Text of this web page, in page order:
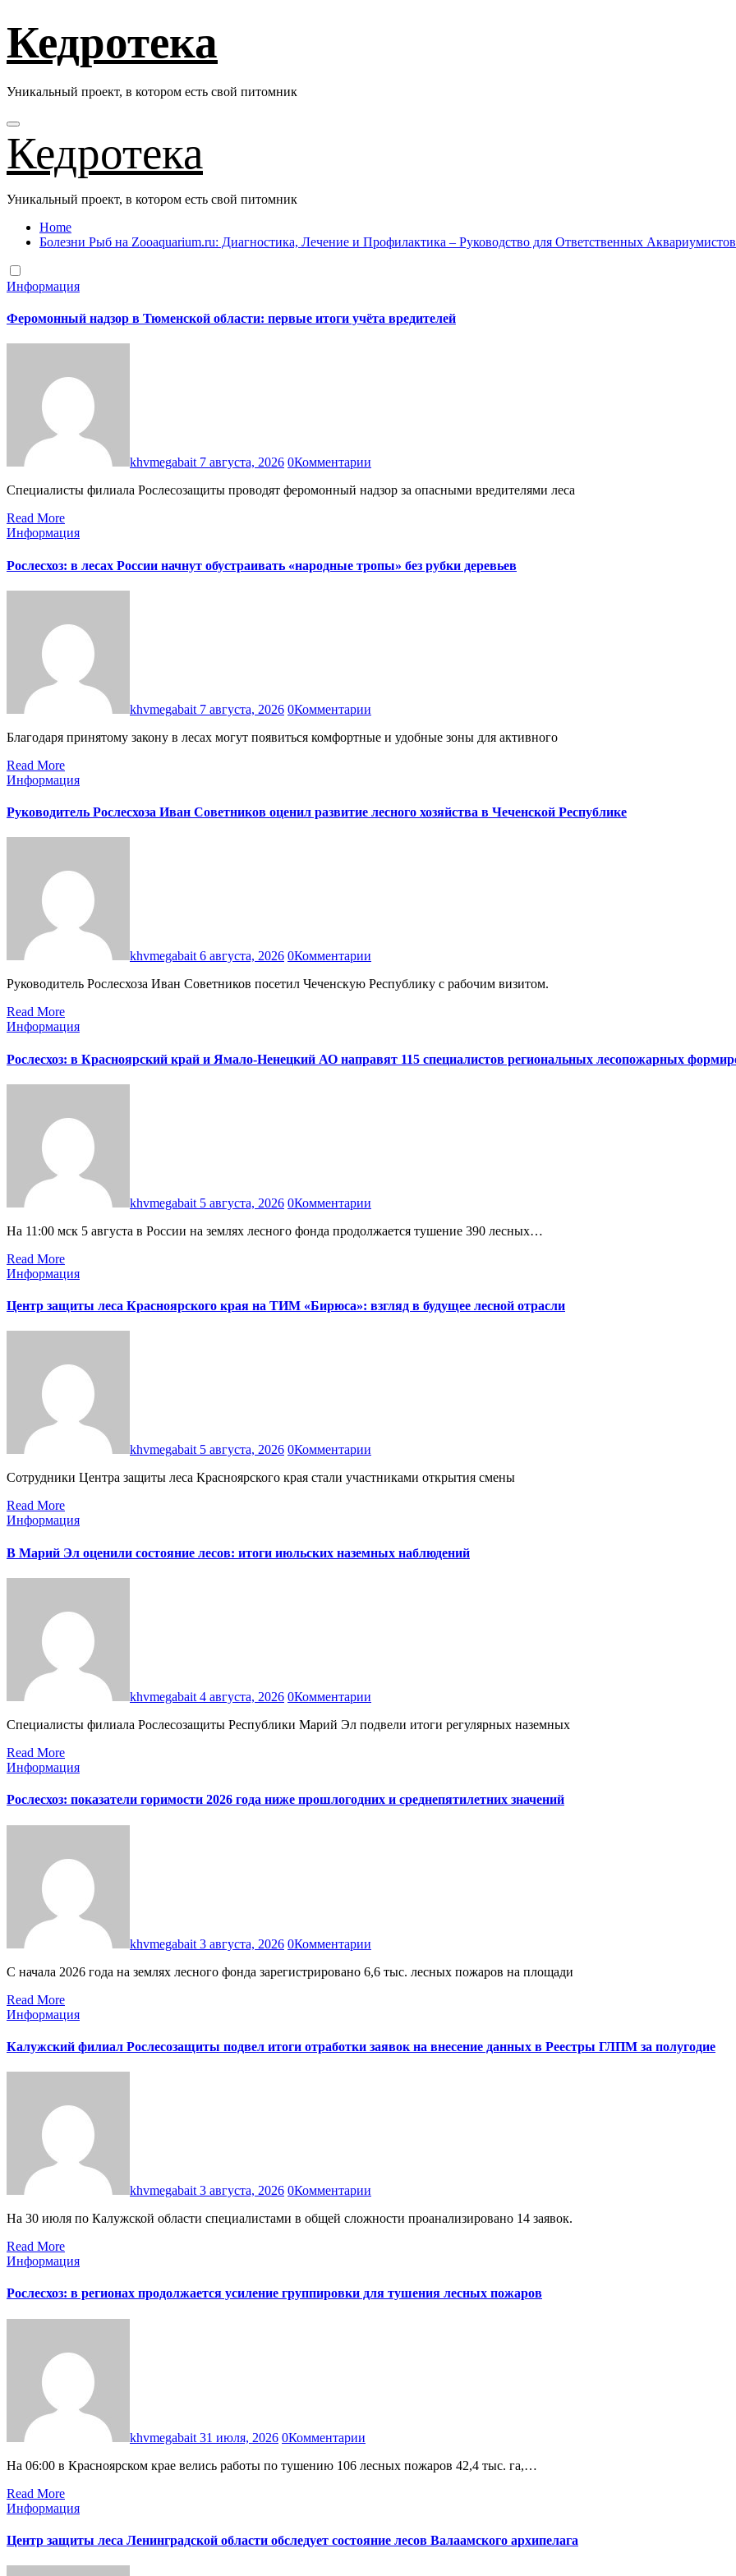
содержанию
Кедротека
Уникальный проект, в котором есть свой питомник
Кедротека
Уникальный проект, в котором есть свой питомник
Home
Болезни Рыб на Zooaquarium.ru: Диагностика, Лечение и Профилактика – Руководство для Ответственных Аквариумистов
Информация
Феромонный надзор в Тюменской области: первые итоги учёта вредителей
khvmegabait 7 августа, 2026 0Комментарии
Специалисты филиала Рослесозащиты проводят феромонный надзор за опасными вредителями леса
Read More
Информация
Рослесхоз: в лесах России начнут обустраивать «народные тропы» без рубки деревьев
khvmegabait 7 августа, 2026 0Комментарии
Благодаря принятому закону в лесах могут появиться комфортные и удобные зоны для активного
Read More
Информация
Руководитель Рослесхоза Иван Советников оценил развитие лесного хозяйства в Чеченской Республике
khvmegabait6 августа, 2026 0Комментарии
Руководитель Рослесхоза Иван Советников посетил Чеченскую Республику с рабочим визитом.
Read More
Информация
Рослесхоз: в Красноярский край и Ямало-Ненецкий АО направят 115 специалистов региональных лесопожарных
khvmegabait 5 августа, 2026 0Комментарии
На 11:00 мск 5 августа в России на землях лесного фонда продолжается тушение 390 лесных…
Read More
Информация
Центр защиты леса Красноярского края на ТИМ «Бирюса»: взгляд в будущее лесной отрасли
khvmegabait 5 августа, 2026 0Комментарии
Сотрудники Центра защиты леса Красноярского края стали участниками открытия смены
Read More
Информация
В Марий Эл оценили состояние лесов: итоги июльских наземных наблюдений
khvmegabait 4 августа, 2026 0Комментарии
Специалисты филиала Рослесозащиты Республики Марий Эл подвели итоги регулярных наземных
Read More
Информация
Рослесхоз: показатели горимости 2026 года ниже прошлогодних и среднепятилетних значений
khvmegabait 3 августа, 2026 0Комментарии
С начала 2026 года на землях лесного фонда зарегистрировано 6,6 тыс. лесных пожаров на площади
Read More
Информация
Калужский филиал Рослесозащиты подвел итоги отработки заявок на внесение данных в Реестры ГЛПМ за полугодие
khvmegabait 3 августа, 2026 0Комментарии
На 30 июля по Калужской области специалистами в общей сложности проанализировано 14 заявок.
Read More
Информация
Рослесхоз: в регионах продолжается усиление группировки для тушения лесных пожаров
khvmegabait 31 июля, 2026 0Комментарии
На 06:00 в Красноярском крае велись работы по тушению 106 лесных пожаров 42,4 тыс. га,…
Read More
Информация
Центр защиты леса Ленинградской области обследует состояние лесов Валаамского архипелага